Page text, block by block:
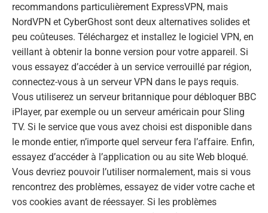
recommandons particulièrement ExpressVPN, mais
NordVPN et CyberGhost sont deux alternatives solides et
peu coûteuses. Téléchargez et installez le logiciel VPN, en
veillant à obtenir la bonne version pour votre appareil. Si
vous essayez d’accéder à un service verrouillé par région,
connectez-vous à un serveur VPN dans le pays requis.
Vous utiliserez un serveur britannique pour débloquer BBC
iPlayer, par exemple ou un serveur américain pour Sling
TV. Si le service que vous avez choisi est disponible dans
le monde entier, n’importe quel serveur fera l’affaire. Enfin,
essayez d’accéder à l’application ou au site Web bloqué.
Vous devriez pouvoir l’utiliser normalement, mais si vous
rencontrez des problèmes, essayez de vider votre cache et
vos cookies avant de réessayer. Si les problèmes